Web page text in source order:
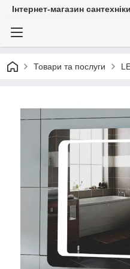
Інтернет-магазин
Товари та послуги